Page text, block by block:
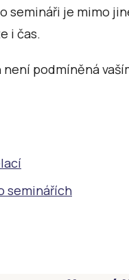
semináři je mimo
i čas.
podmíněná
seminářích